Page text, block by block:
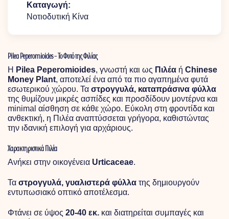
Καταγωγή:
Νοτιοδυτική Κίνα
Pilea Peperomioides – Το Φυτό της Φιλίας
Η Pilea Peperomioides, γνωστή και ως Πιλέα ή Chinese
Money Plant, αποτελεί ένα από τα πιο αγαπημένα φυτά
εσωτερικού χώρου. Τα στρογγυλά, καταπράσινα φύλλα
της θυμίζουν μικρές ασπίδες και προσδίδουν μοντέρνα και
minimal αίσθηση σε κάθε χώρο. Εύκολη στη φροντίδα και
ανθεκτική, η Πιλέα αναπτύσσεται γρήγορα, καθιστώντας
την ιδανική επιλογή για αρχάριους.
Χαρακτηριστικά Πιλέα
Ανήκει στην οικογένεια Urticaceae.
Τα στρογγυλά, γυαλιστερά φύλλα της δημιουργούν
εντυπωσιακό οπτικό αποτέλεσμα.
Φτάνει σε ύψος 20-40 εκ. και διατηρείται συμπαγές και